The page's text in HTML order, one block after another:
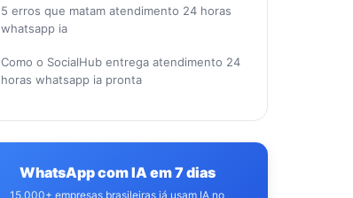
5 erros que matam atendimento 24 horas
whatsapp ia
Como o SocialHub entrega atendimento 24
horas whatsapp ia pronta
WhatsApp com IA em 7 dias
15.000+ empresas brasileiras já usam IA no